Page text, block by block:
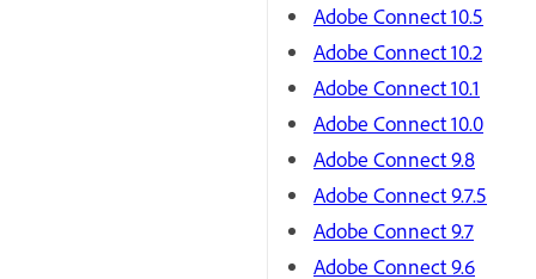
Adobe Connect 10.5
Adobe Connect 10.2
Adobe Connect 10.1
Adobe Connect 10.0
Adobe Connect 9.8
Adobe Connect 9.7.5
Adobe Connect 9.7
Adobe Connect 9.6